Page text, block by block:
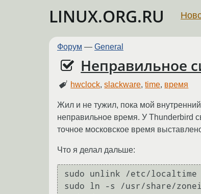
LINUX.ORG.RU
Форум — General
Неправильное
hwclock,slackware,time, время
Жил и не тужил, пока мой
неправильное время. У Thunderbird
точное московское время
Что я делал дальше:
sudo unlink /etc/localtime
sudo ln -s /usr/share/